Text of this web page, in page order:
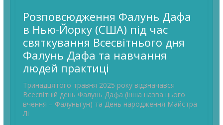
Розповсюдження Фалунь Дафа
в Нью-Йорку (США) під час
святкування Всесвітнього дня
Фалунь Дафа та навчання
людей практиці
Тринадцятого травня 2025 року відзначався
Всесвітній день Фалунь Дафа (інша назва цього
вчення – Фалуньгун) та День народження Майстра
Лі